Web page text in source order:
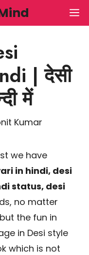
| देसी
में
Kumar
we have
in hindi, desi
status, desi
no matter
the fun in
in Desi style
which is not